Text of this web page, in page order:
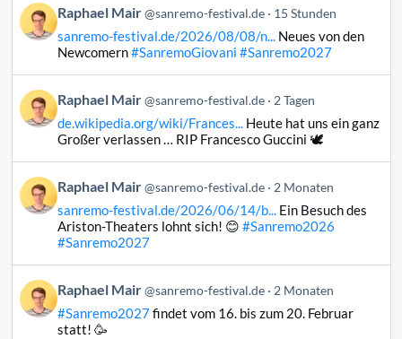
Beitrag
von
Raphael
Bluesky
ansehen
Raphael Mair @sanremo-festival.de 15 Stunden
sanremo-festival.de/2026/08/08/n...Neues von den
Newcomern#SanremoGiovani #Sanremo2027
Beitrag
von
Raphael
Bluesky
ansehen
Raphael Mair @sanremo-festival.de 2 Tagen
de.wikipedia.org/wiki/Frances...Heute hat uns ein ganz
Großer verlassen … RIP Francesco Guccini 🕊️
Beitrag
von
Raphael
ansehen
Raphael Mair @sanremo-festival.de 2 Monaten
sanremo-festival.de/2026/06/14/b...Ein Besuch des
Ariston-Theaters lohnt sich! 😊 #Sanremo2026
#Sanremo2027
Beitrag
von
Raphael
Raphael Mair @sanremo-festival.de 2 Monaten
#Sanremo2027findet vom 16. bis zum 20. Februar
statt! 🥳